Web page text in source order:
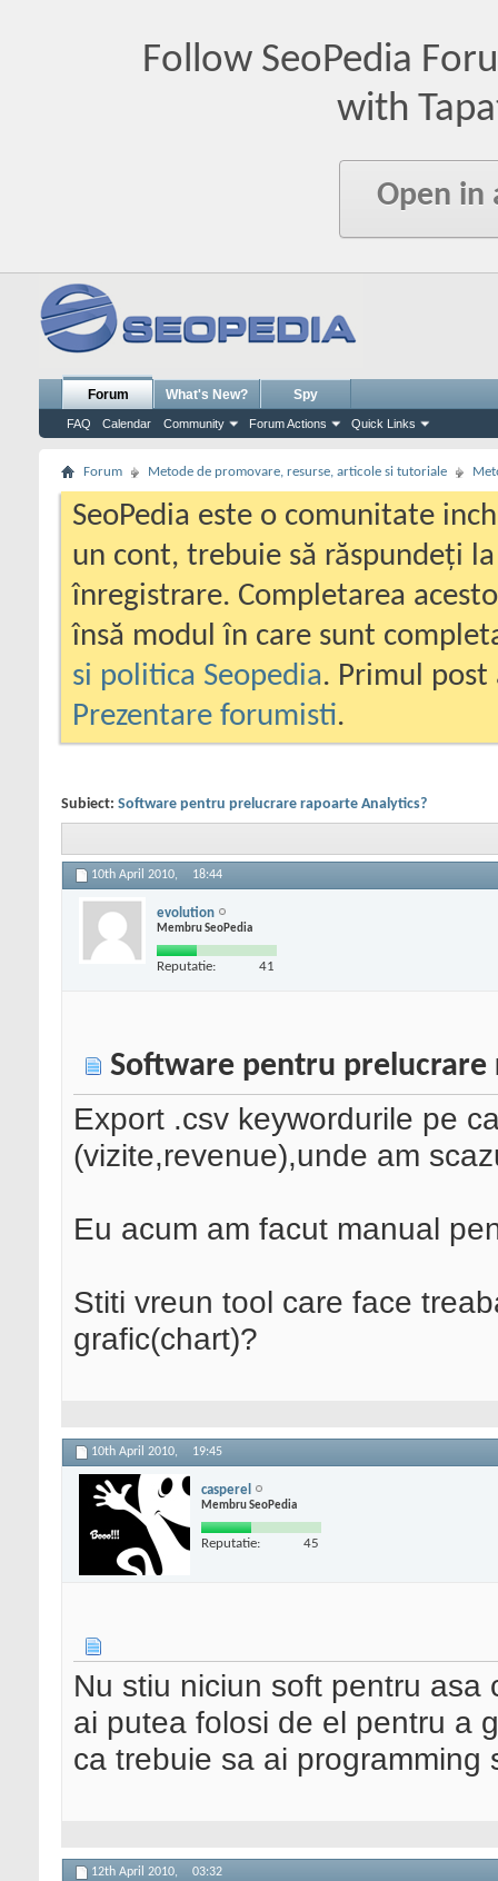
Follow SeoPedia
with
Open in
Forum
FAQ Calendar Community Forum Actions Quick Links
What's New? Spy
Forum Metode de promovare, resurse, articole si tutoriale
SeoPedia este o comunitate
un cont, trebuie să răspundeți
înregistrare. Completarea
însă modul în care sunt
si politica Seopedia. Primul
Prezentare forumisti.
Subiect: Software pentru prelucrare rapoarte Analytics?
10th April 2010, 18:44
evolution
Membru SeoPedia
Reputatie: 41
Software pentru prelucrare
Export .csv keywordurile pe
(vizite,revenue),unde am
Eu acum am facut manual
Stiti vreun tool care face
grafic(chart)?
10th April 2010, 19:45
casperel
Membru SeoPedia
Reputatie: 45
Nu stiu niciun soft pentru asa
ai putea folosi de el pentru a
ca trebuie sa ai programming
12th April 2010, 03:32